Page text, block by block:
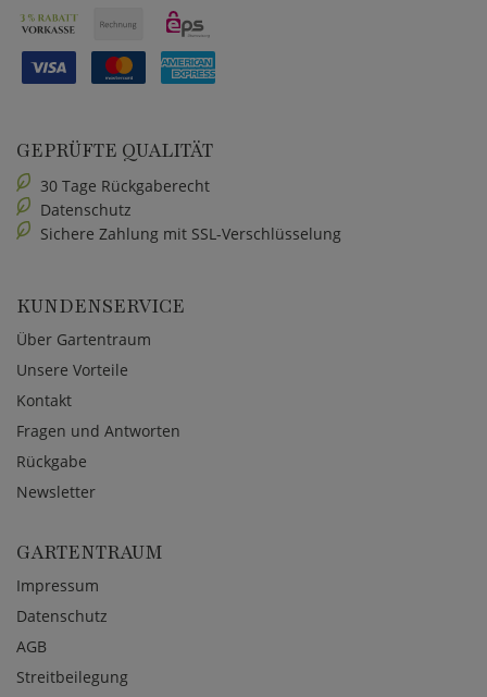
GEPRÜFTE QUALITÄT
30 Tage Rückgaberecht
Datenschutz
Sichere Zahlung mit SSL-Verschlüsselung
KUNDENSERVICE
Über Gartentraum
Unsere Vorteile
Kontakt
Fragen und Antworten
Rückgabe
Newsletter
GARTENTRAUM
Impressum
Datenschutz
AGB
Streitbeilegung